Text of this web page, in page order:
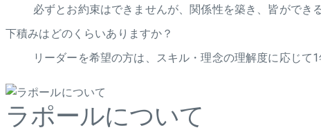
必ずとお約束はできませんが、関係性を築き、皆ができ
下積みはどのくらいありますか？
リーダーを希望の方は、スキル・理念の理解度に応じて
ラポールについて